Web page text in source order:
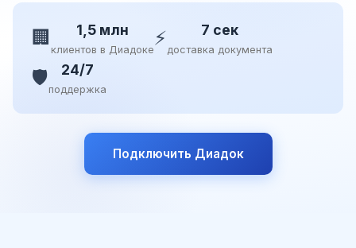
🏢 1,5 млн
клиентов в Диадоке⚡ 7 сек
доставка документа
🛡️ 24/7
поддержка
Подключить Диадок